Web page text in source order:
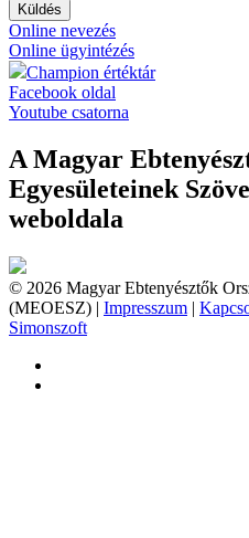
Küldés
Online nevezés
Online ügyintézés
Champion értéktár
Facebook oldal
Youtube csatorna
A Magyar
Egyesületeinek
weboldala
© 2026 Magyar Ebtenyésztők
(MEOESZ) | Impresszum |
Simonszoft